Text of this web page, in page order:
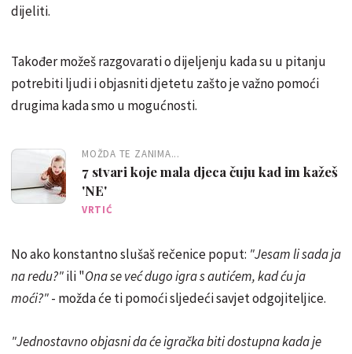
dijeliti.
Također možeš razgovarati o dijeljenju kada su u pitanju
potrebiti ljudi i objasniti djetetu zašto je važno pomoći
drugima kada smo u mogućnosti.
MOŽDA TE ZANIMA...
7 stvari koje mala djeca čuju kad im kažeš
'NE'
VRTIĆ
No ako konstantno slušaš rečenice poput: "Jesam li sada ja
na redu?"ili "Ona se već dugo igra s autićem, kad ću ja
moći?"- možda će ti pomoći sljedeći savjet odgojiteljice.
"Jednostavno objasni da će igračka biti dostupna kada je